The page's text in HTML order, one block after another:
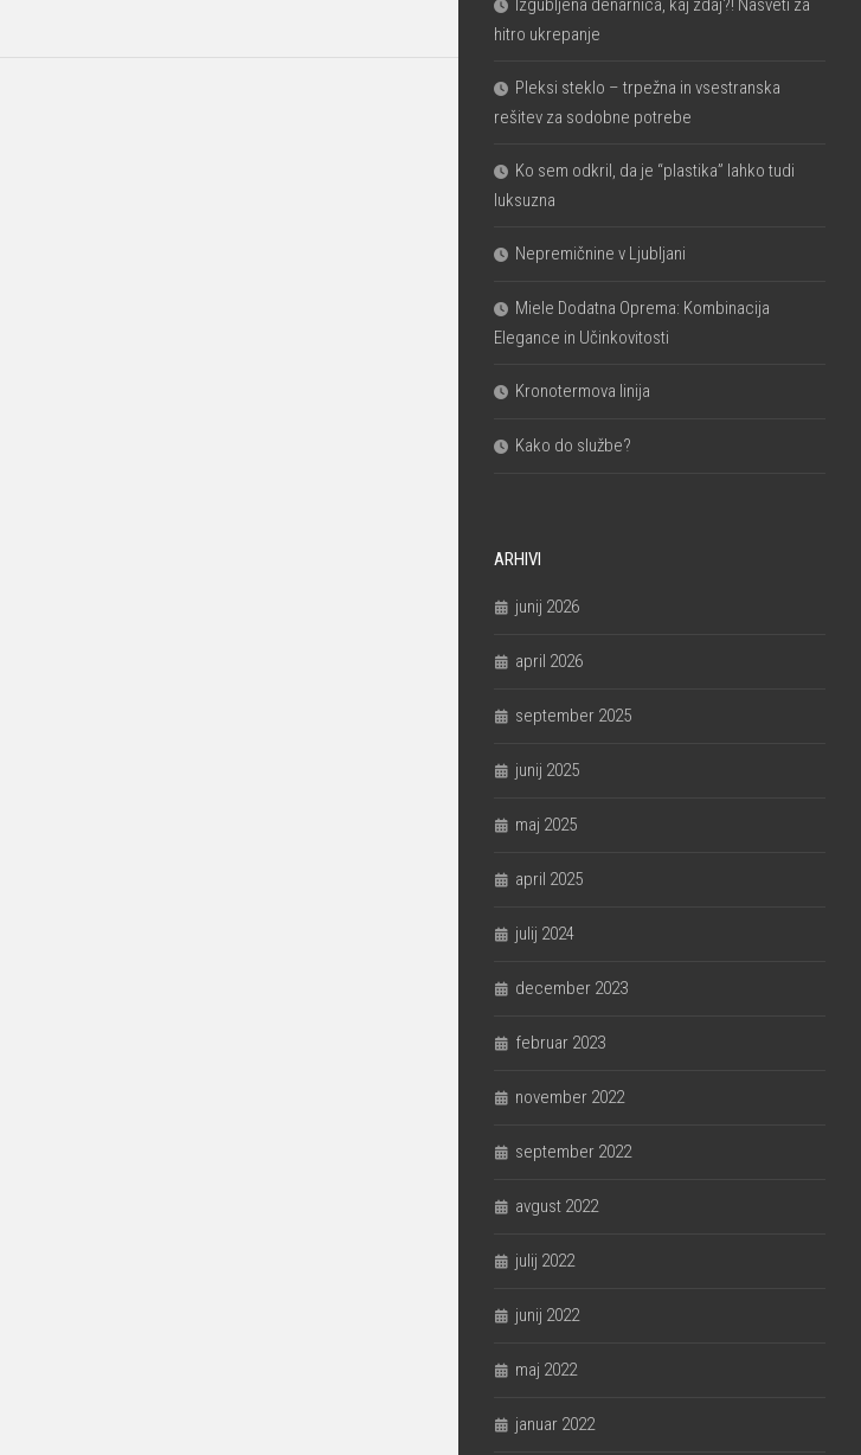
Izgubljena denarnica, kaj zdaj?! Nasveti za
hitro ukrepanje
Pleksi steklo – trpežna in vsestranska
rešitev za sodobne potrebe
Ko sem odkril, da je “plastika” lahko tudi
luksuzna
Nepremičnine v Ljubljani
Miele Dodatna Oprema: Kombinacija
Elegance in Učinkovitosti
Kronotermova linija
Kako do službe?
ARHIVI
junij 2026
april 2026
september 2025
junij 2025
maj 2025
april 2025
julij 2024
december 2023
februar 2023
november 2022
september 2022
avgust 2022
julij 2022
junij 2022
maj 2022
januar 2022